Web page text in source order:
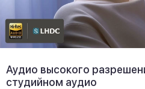
Аудио высокого
студийном аудио